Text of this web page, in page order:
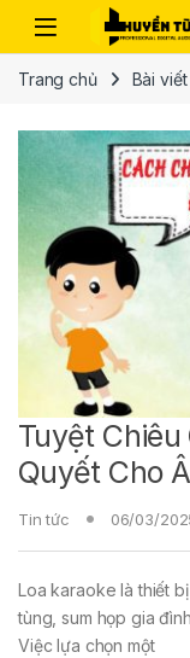
Trang chủ Bài
Tuyệt Chiêu
Quyết Cho
Tin tức 06/03/
Loa karaoke là thiết
tùng, sum họp gia
Việc lựa chọn một